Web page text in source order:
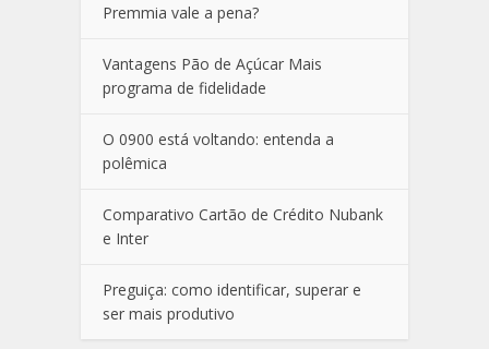
Premmia vale a pena?
Vantagens Pão de Açúcar Mais
programa de fidelidade
O 0900 está voltando: entenda a
polêmica
Comparativo Cartão de Crédito Nubank
e Inter
Preguiça: como identificar, superar e
ser mais produtivo